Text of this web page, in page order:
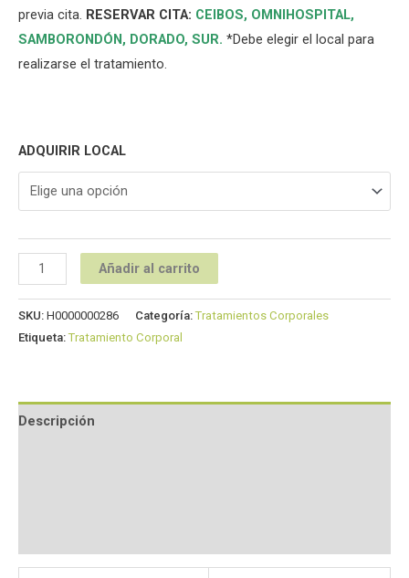
previa cita. RESERVAR CITA: CEIBOS, OMNIHOSPITAL,
SAMBORONDÓN, DORADO, SUR. *Debe elegir el local para
realizarse el tratamiento.
ADQUIRIR LOCAL
Añadir al carrito
SKU: H0000000286 Categoría:Tratamientos Corporales
Etiqueta:Tratamiento Corporal
Descripción